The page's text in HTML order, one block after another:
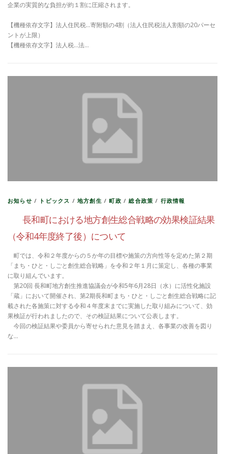
企業の実質的な負担が約１割に圧縮されます。
【機種依存文字】法人住民税…寄附額の4割（法人住民税法人割額の20パーセ
ントが上限）
【機種依存文字】法人税…法…
お知らせ / トピックス /地方創生 /町政 /総合政策 / 行政情報
長和町における地方創生総合戦略の効果検証結果
（令和4年度終了後）について
町では、令和２年度からの５か年の目標や施策の方向性等を定めた第２期
「まち・ひと・しごと創生総合戦略」を令和２年１月に策定し、各種の事業
に取り組んでいます。
第20回 長和町地方創生推進協議会が令和5年6月28日（水）に活性化施設
「蔵」において開催され、第2期長和町まち・ひと・しごと創生総合戦略に記
載された各施策に対する令和４年度末までに実施した取り組みについて、効
果検証が行われましたので、その検証結果について公表します。
今回の検証結果や委員から寄せられた意見を踏まえ、各事業の改善を図り
な…